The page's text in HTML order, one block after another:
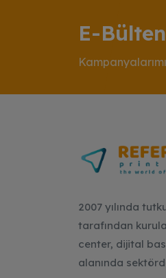
E-
2007 yılında
tarafından
center, dijital
alanında